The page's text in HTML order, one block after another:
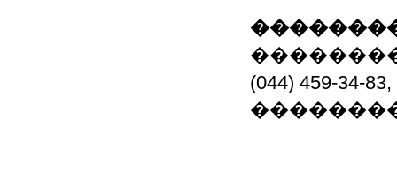
(044) 459-34-